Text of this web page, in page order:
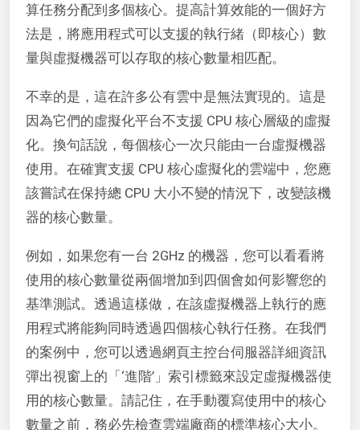
算任務分配到多個核心。提高計算效能的一個好方
法是，將應用程式可以支援的執行緒（即核心）數
量與虛擬機器可以存取的核心數量相匹配。
不幸的是，這在許多公有雲中是無法實現的。這是
因為它們的虛擬化平台不支援 CPU 核心層級的虛擬
化。換句話說，每個核心一次只能由一台虛擬機器
使用。在確實支援 CPU 核心虛擬化的雲端中，您應
該嘗試在保持總 CPU 大小不變的情況下，改變該機
器的核心數量。
例如，如果您有一台 2GHz 的機器，您可以看看將
使用的核心數量從兩個增加到四個會如何影響您的
基準測試。透過這樣做，在該虛擬機器上執行的應
用程式將能夠同時透過四個核心執行任務。在我們
的案例中，您可以透過網頁主控台伺服器詳細資訊
彈出視窗上的「‘進階’」索引標籤來設定虛擬機器使
用的核心數量。請記住，在手動覆寫使用中的核心
數量之前，務必先檢查雲端廠商的標準核心大小。